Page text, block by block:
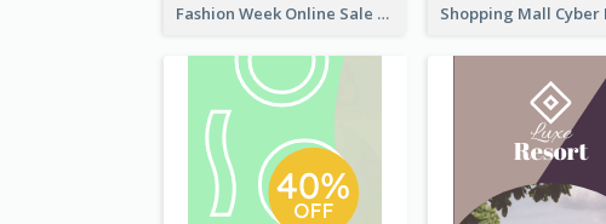
Fashion Week Online Sale Skyscraper Banner